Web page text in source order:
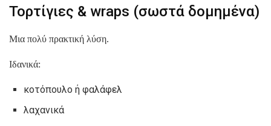
Τορτίγιες & wraps (σωστά δομημένα)
Μια πολύ πρακτική λύση.
Ιδανικά:
κοτόπουλο ή φαλάφελ
λαχανικά